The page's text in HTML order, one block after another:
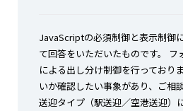
JavaScriptの必須制御と表示制御
て回答をいただいたものです。
による出し分け制御を行っており
いか確認したい事象があり、ご相
送迎タイプ（駅送迎／空港送迎）